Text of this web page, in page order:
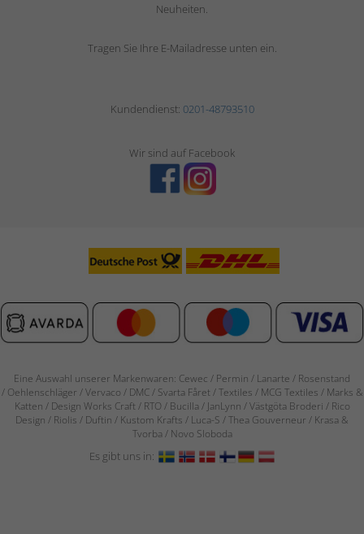
Neuheiten.
Tragen Sie Ihre E-Mailadresse unten ein.
Kundendienst: 0201-48793510
Wir sind auf Facebook
Eine Auswahl unserer Markenwaren: Cewec / Permin / Lanarte / Rosenstand
/ Oehlenschläger / Vervaco / DMC / Svarta Fåret / Textiles / MCG Textiles / Marks &
Katten / Design Works Craft / RTO / Bucilla / JanLynn / Västgöta Broderi / Rico
Design / Riolis / Duftin / Kustom Krafts / Luca-S / Thea Gouverneur / Krasa &
Tvorba / Novo Sloboda
Es gibt uns in: